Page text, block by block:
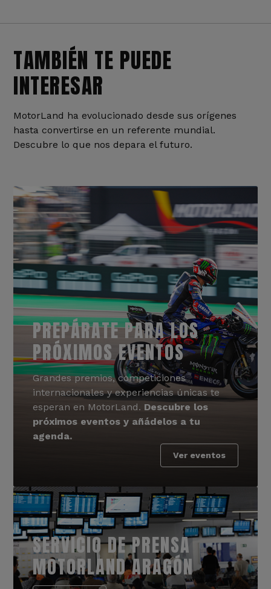
TAMBIÉN TE PUEDE
INTERESAR
MotorLand ha evolucionado desde sus orígenes
hasta convertirse en un referente mundial.
Descubre lo que nos depara el futuro.
PREPÁRATE PARA LOS
PRÓXIMOS EVENTOS
Grandes premios, competiciones
internacionales y experiencias únicas te
esperan en MotorLand. Descubre los
próximos eventos y añádelos a tu
agenda.
Ver eventos
SERVICIO DE PRENSA
MOTORLAND ARAGÓN